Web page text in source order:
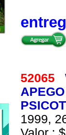
52065
1999,